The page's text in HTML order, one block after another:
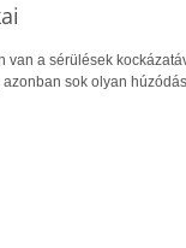
van a sérülések
sok olyan